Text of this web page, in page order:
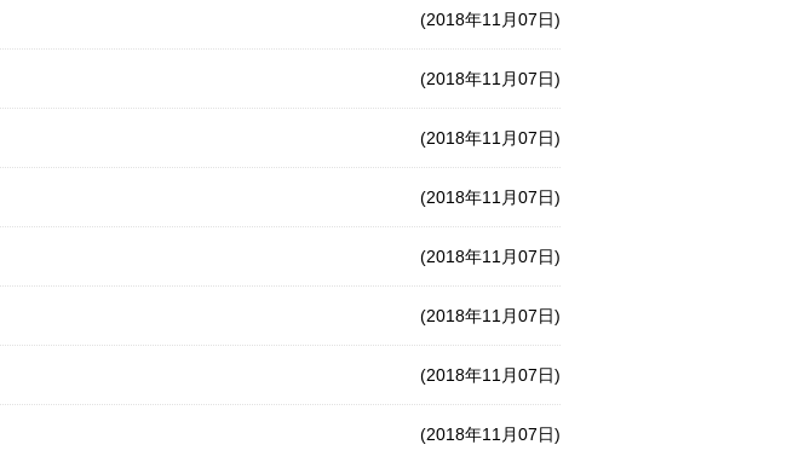
(2018年11月07日)
(2018年11月07日)
(2018年11月07日)
(2018年11月07日)
(2018年11月07日)
(2018年11月07日)
(2018年11月07日)
(2018年11月07日)